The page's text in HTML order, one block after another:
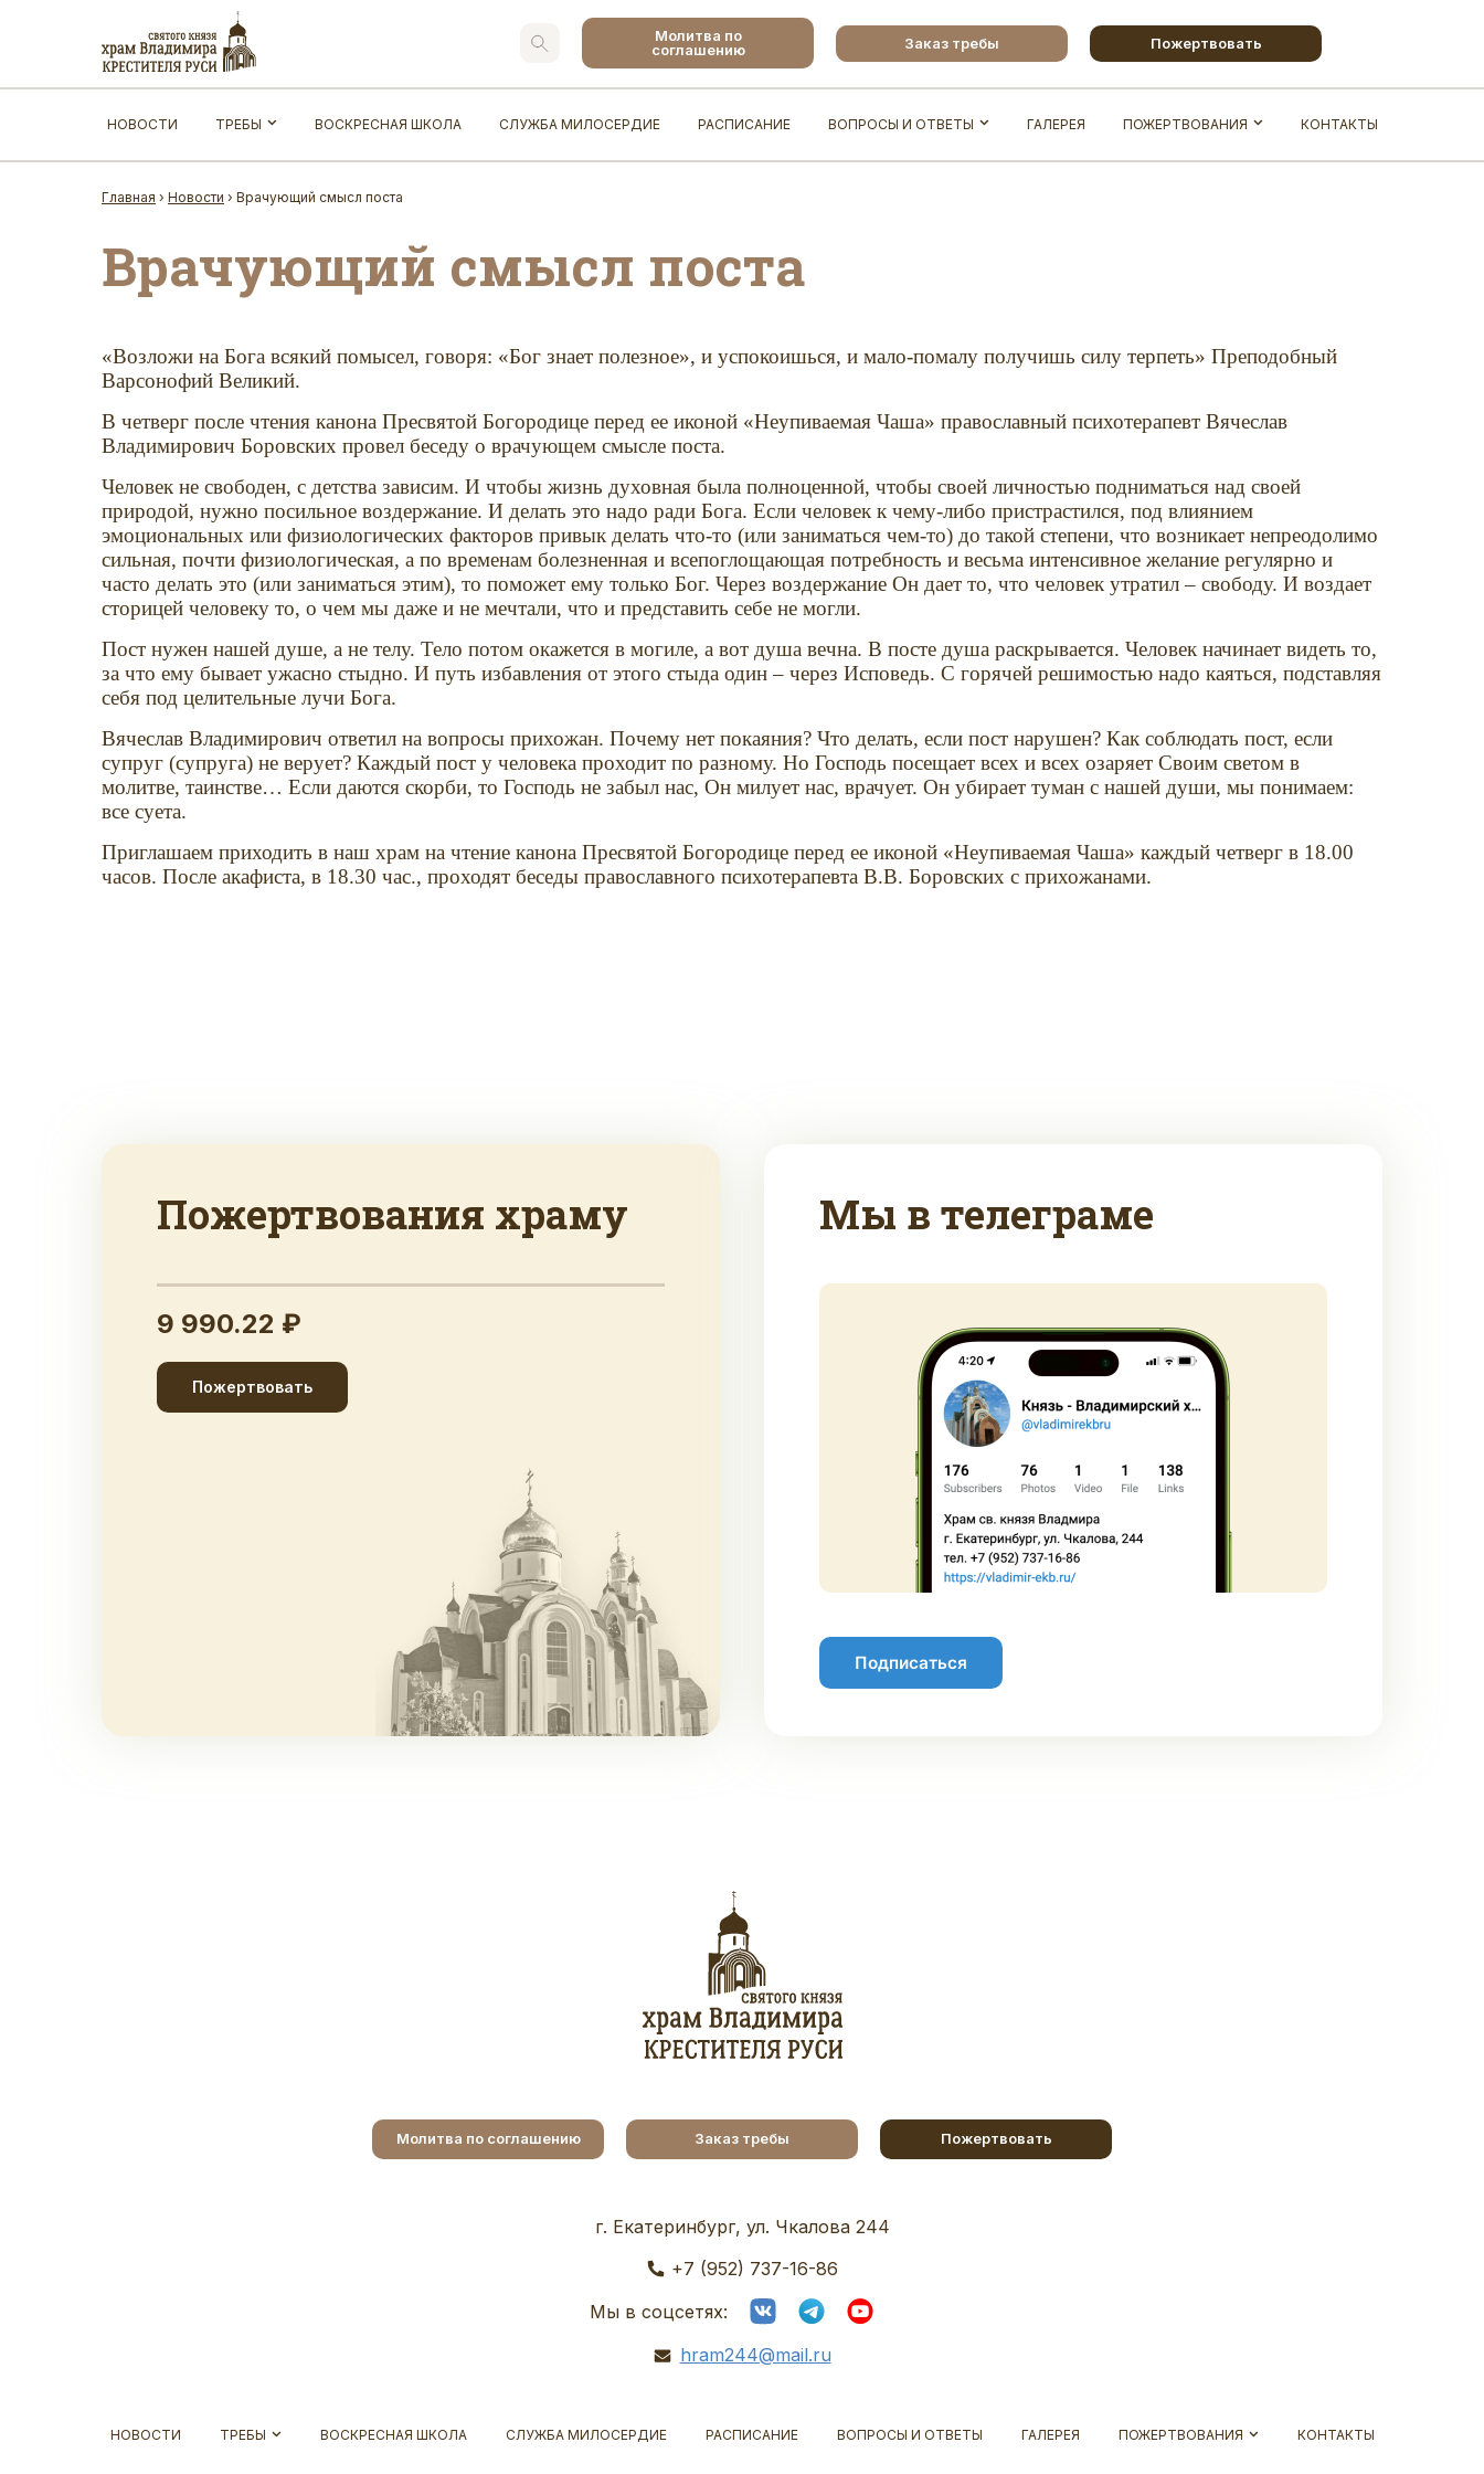
Молитва по
соглашению
Заказ требы Пожертвовать
НОВОСТИ ТРЕБЫ ВОСКРЕСНАЯ ШКОЛА СЛУЖБА МИЛОСЕРДИЕ РАСПИСАНИЕ ВОПРОСЫ И ОТВЕТЫ ГАЛЕРЕЯ ПОЖЕРТВОВАНИЯ КОНТАКТЫ
Главная › Новости › Врачующий смысл поста
Врачующий смысл поста
«Возложи на Бога всякий помысел, говоря: «Бог знает полезное», и успокоишься, и мало-помалу получишь силу терпеть» Преподобный
Варсонофий Великий.
В четверг после чтения канона Пресвятой Богородице перед ее иконой «Неупиваемая Чаша» православный психотерапевт Вячеслав
Владимирович Боровских провел беседу о врачующем смысле поста.
Человек не свободен, с детства зависим. И чтобы жизнь духовная была полноценной, чтобы своей личностью подниматься над своей
природой, нужно посильное воздержание. И делать это надо ради Бога. Если человек к чему-либо пристрастился, под влиянием
эмоциональных или физиологических факторов привык делать что-то (или заниматься чем-то) до такой степени, что возникает непреодолимо
сильная, почти физиологическая, а по временам болезненная и всепоглощающая потребность и весьма интенсивное желание регулярно и
часто делать это (или заниматься этим), то поможет ему только Бог. Через воздержание Он дает то, что человек утратил – свободу. И воздает
сторицей человеку то, о чем мы даже и не мечтали, что и представить себе не могли.
Пост нужен нашей душе, а не телу. Тело потом окажется в могиле, а вот душа вечна. В посте душа раскрывается. Человек начинает видеть то,
за что ему бывает ужасно стыдно. И путь избавления от этого стыда один – через Исповедь. С горячей решимостью надо каяться, подставляя
себя под целительные лучи Бога.
Вячеслав Владимирович ответил на вопросы прихожан. Почему нет покаяния? Что делать, если пост нарушен? Как соблюдать пост, если
супруг (супруга) не верует? Каждый пост у человека проходит по разному. Но Господь посещает всех и всех озаряет Своим светом в
молитве, таинстве… Если даются скорби, то Господь не забыл нас, Он милует нас, врачует. Он убирает туман с нашей души, мы понимаем:
все суета.
Приглашаем приходить в наш храм на чтение канона Пресвятой Богородице перед ее иконой «Неупиваемая Чаша» каждый четверг в 18.00
часов. После акафиста, в 18.30 час., проходят беседы православного психотерапевта В.В. Боровских с прихожанами.
Пожертвования храму
9 990.22 ₽
Пожертвовать
Мы в телеграме
Подписаться
Молитва по соглашению Заказ требы Пожертвовать
г. Екатеринбург, ул. Чкалова 244
+7 (952) 737-16-86
Мы в соцсетях:
hram244@mail.ru
НОВОСТИ ТРЕБЫ ВОСКРЕСНАЯ ШКОЛА СЛУЖБА МИЛОСЕРДИЕ РАСПИСАНИЕ ВОПРОСЫ И ОТВЕТЫ ГАЛЕРЕЯ ПОЖЕРТВОВАНИЯ КОНТАКТЫ